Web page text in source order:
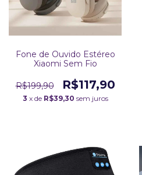
Fone de Ouvido Estéreo
Xiaomi Sem Fio
R$199,90 R$117,90
3 x de R$39,30 sem juros